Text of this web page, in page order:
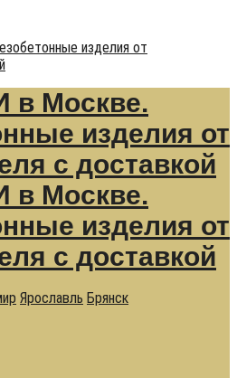
изделия от
Ярославль Брянск